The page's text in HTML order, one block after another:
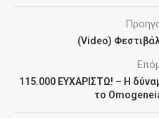
(Video)
115.000 ΕΥΧΑΡΙΣΤΩ! – Η
το